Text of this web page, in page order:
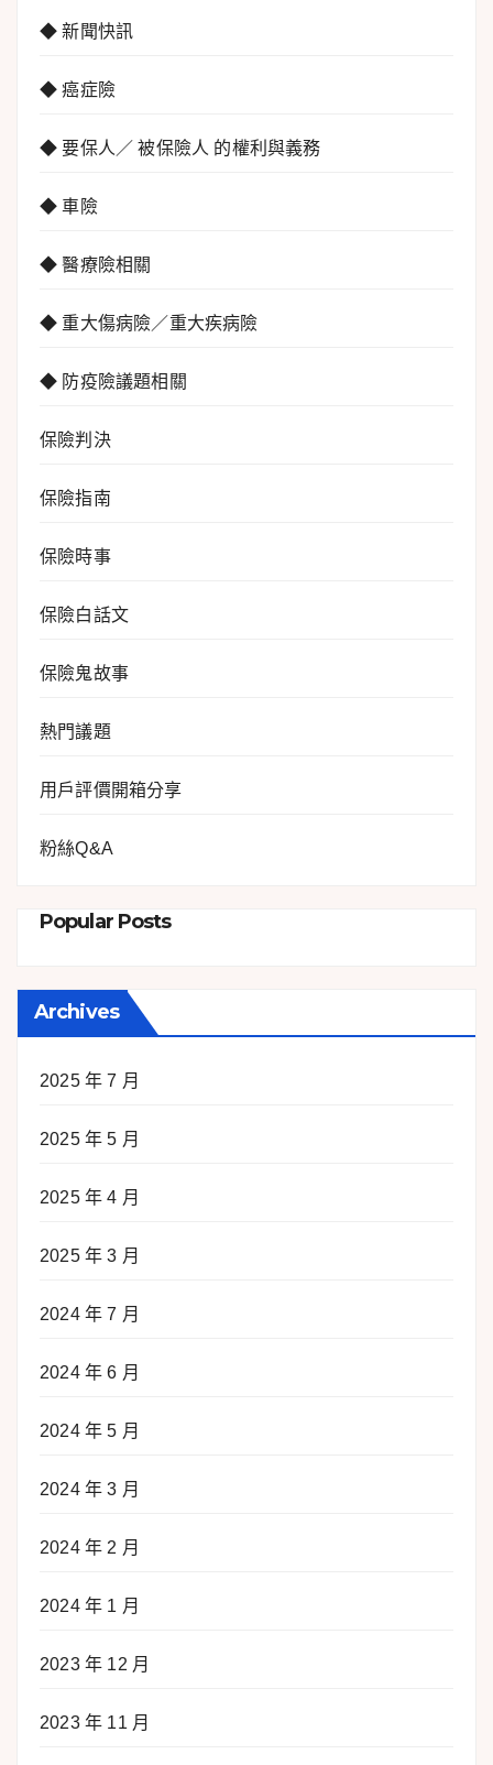
◆ 新聞快訊
◆ 癌症險
◆ 要保人／ 被保險人 的權利與義務
◆ 車險
◆ 醫療險相關
◆ 重大傷病險／重大疾病險
◆ 防疫險議題相關
保險判決
保險指南
保險時事
保險白話文
保險鬼故事
熱門議題
用戶評價開箱分享
粉絲Q&A
Popular Posts
Archives
2025 年 7 月
2025 年 5 月
2025 年 4 月
2025 年 3 月
2024 年 7 月
2024 年 6 月
2024 年 5 月
2024 年 3 月
2024 年 2 月
2024 年 1 月
2023 年 12 月
2023 年 11 月